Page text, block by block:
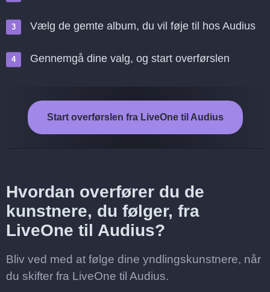
Vælg de gemte album, du vil føje til hos Audius
Gennemgå dine valg, og start overførslen
Start overførslen fra LiveOne til Audius
Hvordan overfører du de
kunstnere, du følger, fra
LiveOne til Audius?
Bliv ved med at følge dine yndlingskunstnere, når
du skifter fra LiveOne til Audius.